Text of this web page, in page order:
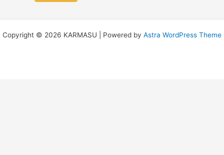
Copyright © 2026 KARMASU | Powered by Astra WordPress Theme